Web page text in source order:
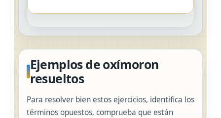
Ejemplos de oxímoron
resueltos
Para resolver bien estos ejercicios, identifica los
términos opuestos, comprueba que están